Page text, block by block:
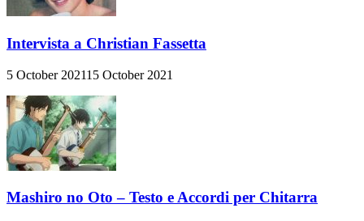
Intervista a Christian Fassetta
5 October 202115 October 2021
Mashiro no Oto – Testo e Accordi per Chitarra